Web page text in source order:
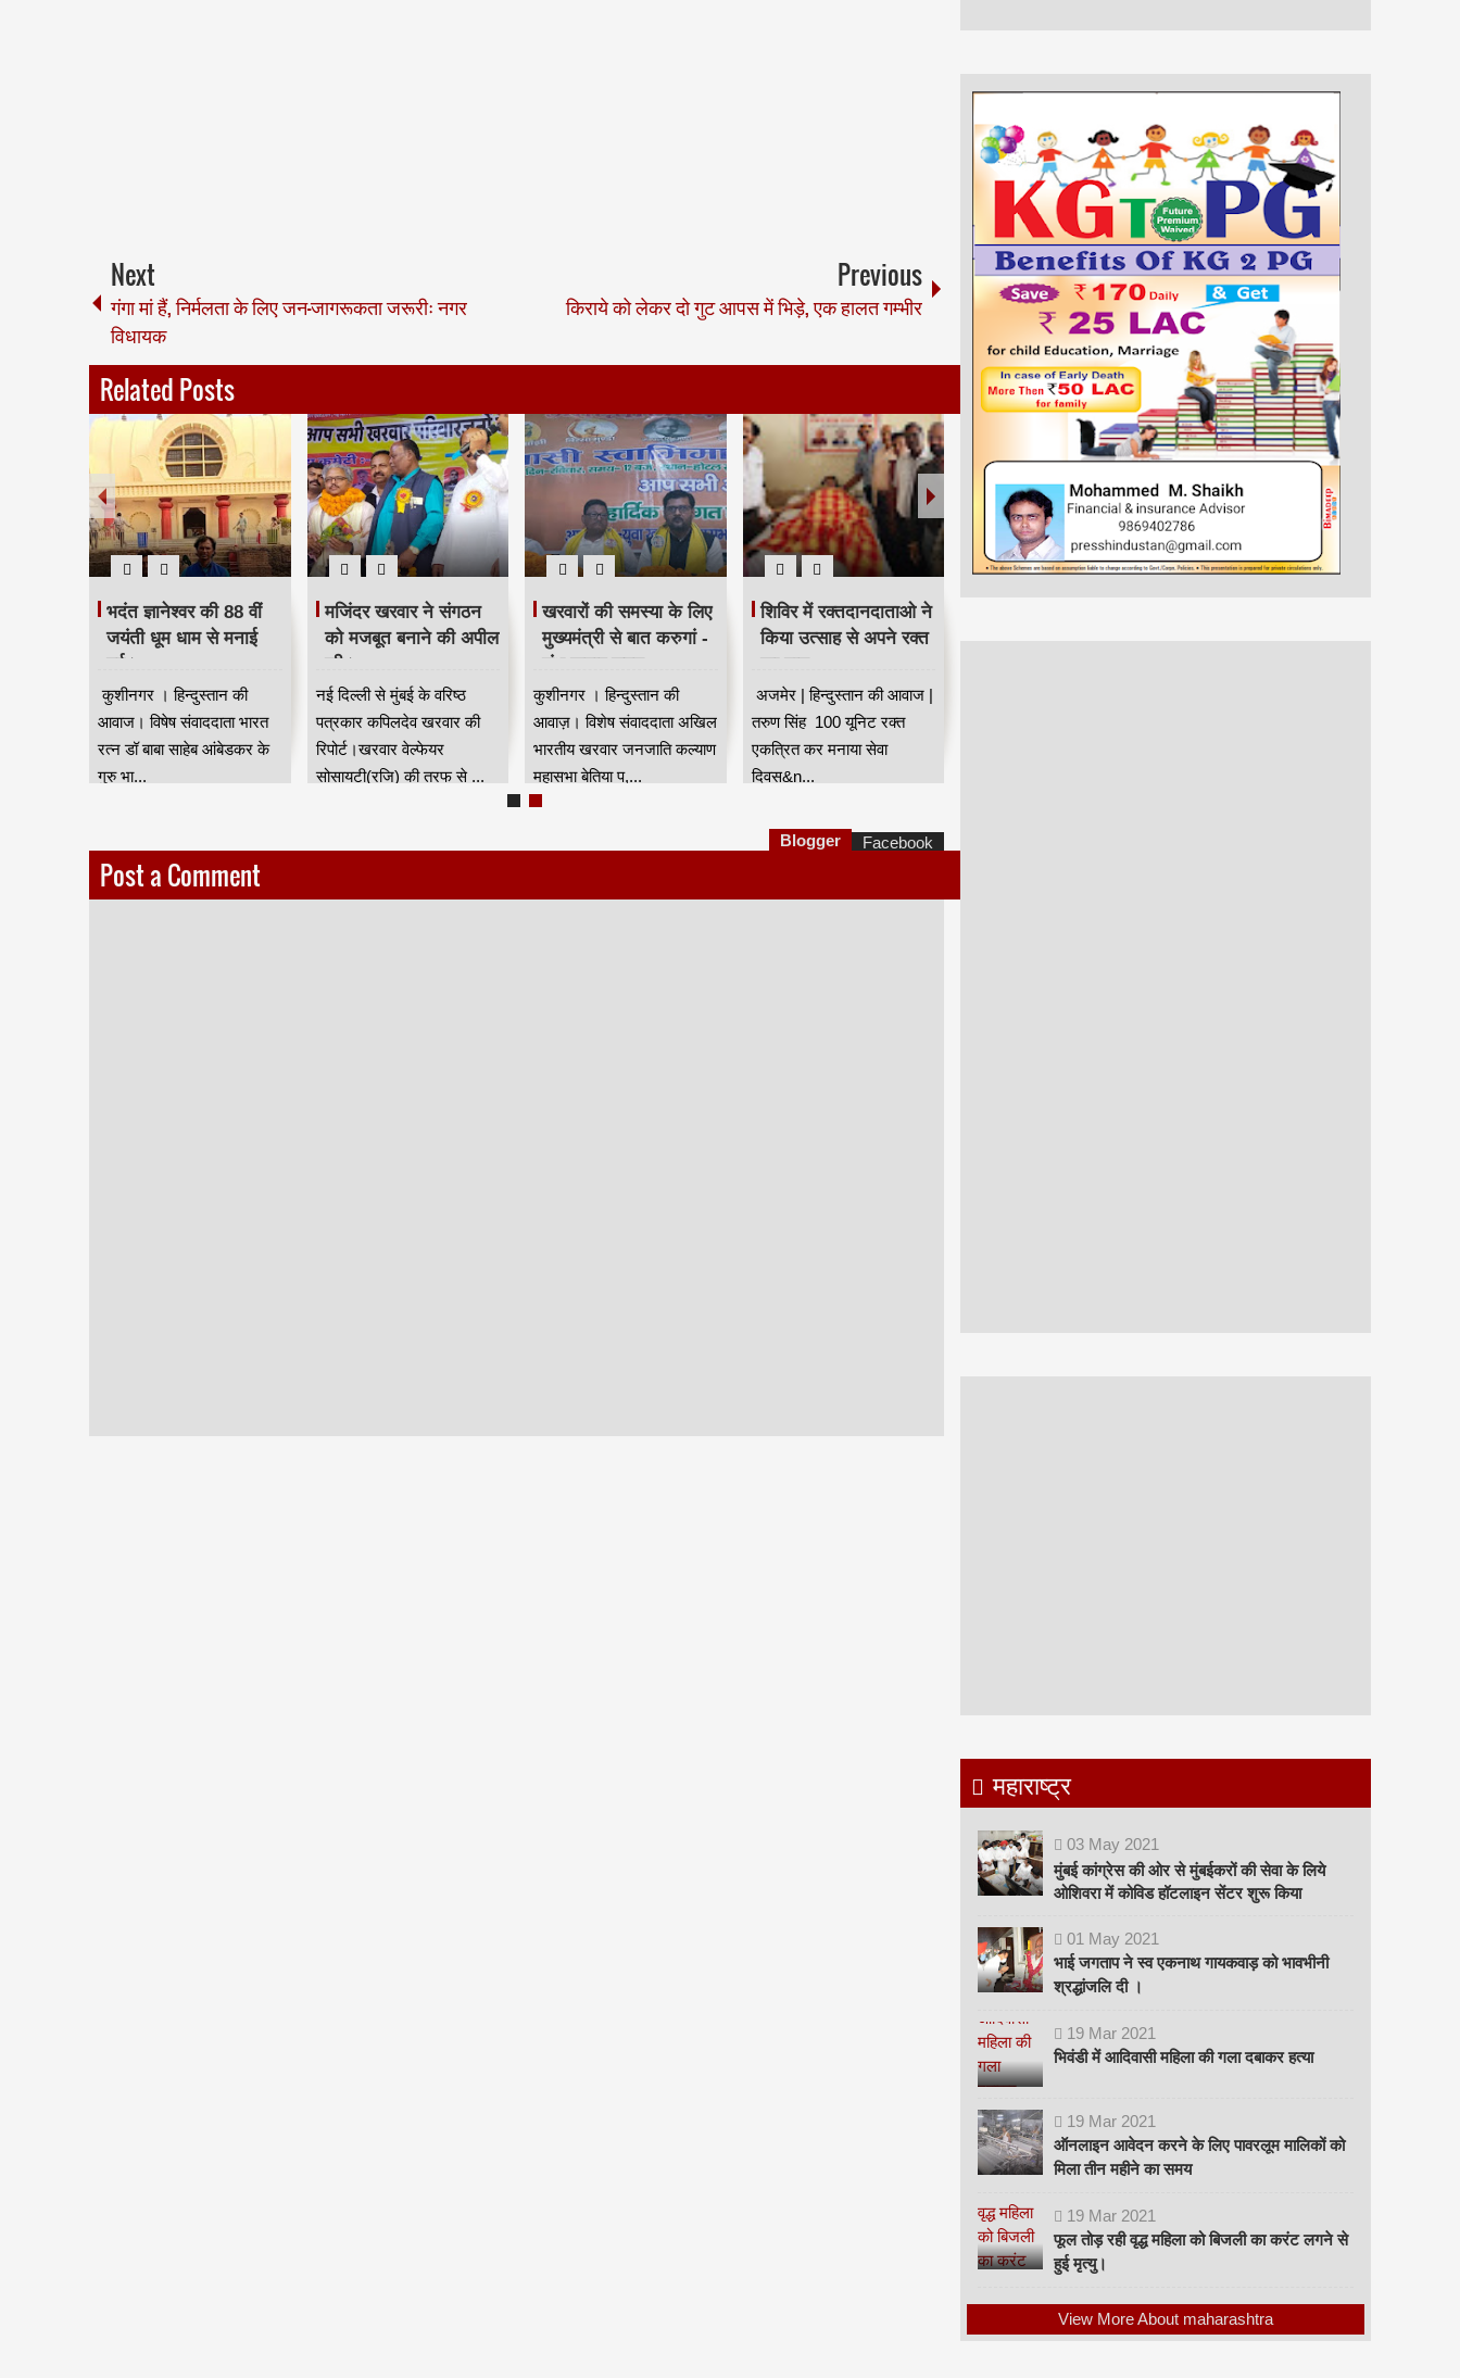
Next
गंगा मां हैं, निर्मलता के लिए जन-जागरूकता जरूरीः नगर
विधायक
Previous
किराये को लेकर दो गुट आपस में भिड़े, एक हालत गम्भीर
Related Posts
भदंत ज्ञानेश्वर की 88 वीं
जयंती धूम धाम से मनाई
गई।
कुशीनगर । हिन्दुस्तान की
आवाज। विषेष संवाददाता भारत
रत्न डॉ बाबा साहेब आंबेडकर के
गुरु भा...
मजिंदर खरवार ने संगठन
को मजबूत बनाने की अपील
की।
नई दिल्ली से मुंबई के वरिष्ठ
पत्रकार कपिलदेव खरवार की
रिपोर्ट।खरवार वेल्फेयर
सोसायटी(रजि) की तरफ से ...
खरवारों की समस्या के लिए
मुख्यमंत्री से बात करुगां -
शंभू कुमार सुमन
कुशीनगर । हिन्दुस्तान की
आवाज़। विशेष संवाददाता अखिल
भारतीय खरवार जनजाति कल्याण
महासभा बेतिया प,...
शिविर में रक्तदानदाताओ ने
किया उत्साह से अपने रक्त
का दान
अजमेर | हिन्दुस्तान की आवाज |
तरुण सिंह 100 यूनिट रक्त
एकत्रित कर मनाया सेवा
दिवस&n...
Post a Comment
Blogger Facebook
महाराष्ट्र
03 May 2021
मुंबई कांग्रेस की ओर से मुंबईकरों की सेवा के लिये
ओशिवरा में कोविड हॉटलाइन सेंटर शुरू किया
01 May 2021
भाई जगताप ने स्व एकनाथ गायकवाड़ को भावभीनी
श्रद्धांजलि दी ।
19 Mar 2021
भिवंडी में आदिवासी महिला की गला दबाकर हत्या
19 Mar 2021
ऑनलाइन आवेदन करने के लिए पावरलूम मालिकों को
मिला तीन महीने का समय
19 Mar 2021
फूल तोड़ रही वृद्ध महिला को बिजली का करंट लगने से
हुई मृत्यु।
View More About maharashtra